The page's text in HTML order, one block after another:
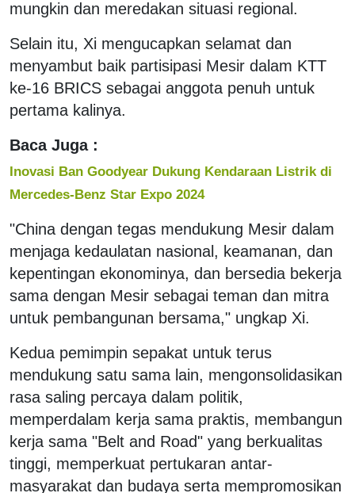
mungkin dan meredakan situasi regional.
Selain itu, Xi mengucapkan selamat dan
menyambut baik partisipasi Mesir dalam KTT
ke-16 BRICS sebagai anggota penuh untuk
pertama kalinya.
Baca Juga :
Inovasi Ban Goodyear Dukung Kendaraan Listrik di
Mercedes-Benz Star Expo 2024
"China dengan tegas mendukung Mesir dalam
menjaga kedaulatan nasional, keamanan, dan
kepentingan ekonominya, dan bersedia bekerja
sama dengan Mesir sebagai teman dan mitra
untuk pembangunan bersama," ungkap Xi.
Kedua pemimpin sepakat untuk terus
mendukung satu sama lain, mengonsolidasikan
rasa saling percaya dalam politik,
memperdalam kerja sama praktis, membangun
kerja sama "Belt and Road" yang berkualitas
tinggi, memperkuat pertukaran antar-
masyarakat dan budaya serta mempromosikan